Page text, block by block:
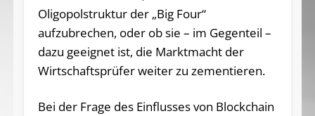
Oligopolstruktur der „Big Four“
aufzubrechen, oder ob sie – im Gegenteil –
dazu geeignet ist, die Marktmacht der
Wirtschaftsprüfer weiter zu zementieren.
Bei der Frage des Einflusses von Blockchain